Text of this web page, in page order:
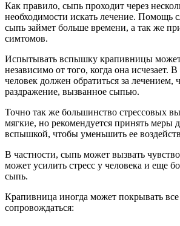
Как правило, сыпь проходит через
необходимости искать лечение. Помощь
сыпь займет больше времени, а так же
симтомов.
Испытывать вспышку крапивницы
независимо от того, когда она исчезает.
человек должен обратиться за лечением,
раздражение, вызванное сыпью.
Точно так же большинство стрессовых
мягкие, но рекомендуется принять меры
вспышкой, чтобы уменьшить ее
В частности, сыпь может вызвать
может усилить стресс у человека и еще
сыпь.
Крапивница иногда может покрывать все
сопровождаться: